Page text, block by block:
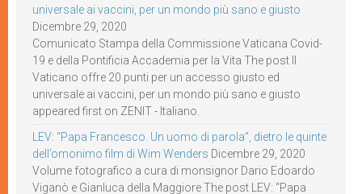
universale ai vaccini, per un mondo più sano e giusto
Dicembre 29, 2020
Comunicato Stampa della Commissione Vaticana Covid-
19 e della Pontificia Accademia per la Vita The post Il
Vaticano offre 20 punti per un accesso giusto ed
universale ai vaccini, per un mondo più sano e giusto
appeared first on ZENIT - Italiano.
LEV: “Papa Francesco. Un uomo di parola”, dietro le quinte
dell’omonimo film di Wim Wenders Dicembre 29, 2020
Volume fotografico a cura di monsignor Dario Edoardo
Viganò e Gianluca della Maggiore The post LEV: “Papa